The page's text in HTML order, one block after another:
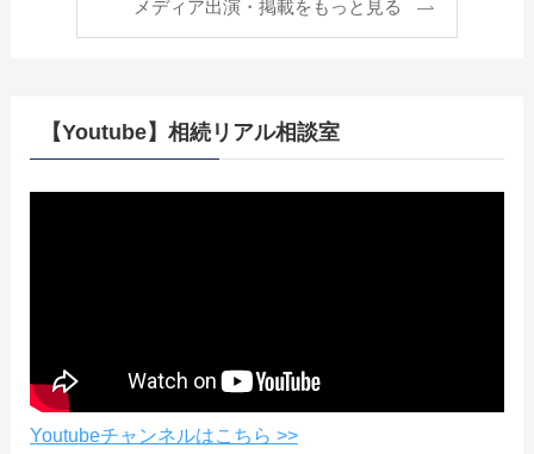
メディア出演・掲載をもっと見る
【Youtube】相続リアル相談室
Youtubeチャンネルはこちら >>